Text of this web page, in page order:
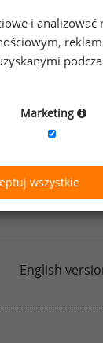
badaniaHR.pl
English
i analizować
Marketing
wszystkie